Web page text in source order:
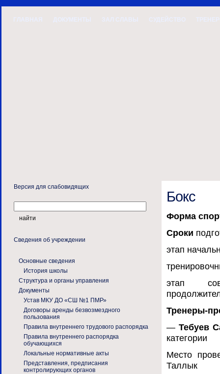
ГЛАВНАЯ ДОКУМЕНТЫ ЗАЛ СЛАВЫ СУДЕЙСТВО
Версия для слабовидящих
Сведения об учреждении
Основные сведения
История школы
Структура и органы управления
Документы
Устав МКУ ДО «СШ №1 ПМР»
Договоры аренды безвозмездного
пользования
Правила внутреннего трудового распорядка
Правила внутреннего распорядка
обучающихся
Локальные нормативные акты
Представления, предписания
контролирующих органов
Бокс
Форма
Сроки
этап
этап
Тренеры-
— Тебуев
категории
Место
Таллык